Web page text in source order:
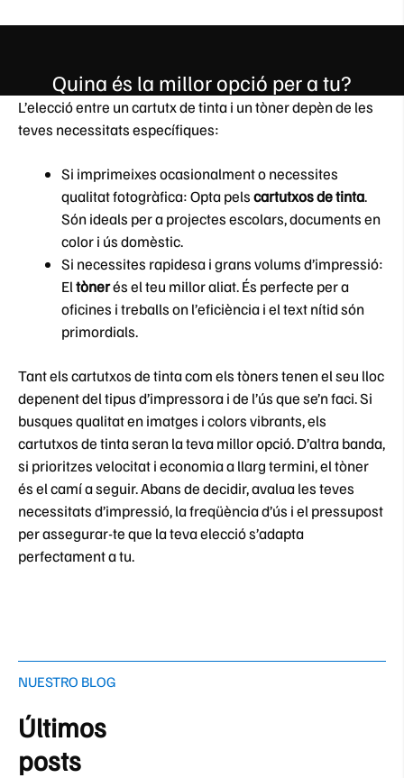
Quina és la millor opció per a tu?
L’elecció entre un cartutx de tinta i un tòner depèn de les
teves necessitats específiques:
Si imprimeixes ocasionalment o necessites
qualitat fotogràfica: Opta pelscartutxos de tinta.
Són ideals per a projectes escolars, documents en
color i ús domèstic.
Si necessites rapidesa i grans volums d’impressió:
Eltònerés el teu millor aliat. És perfecte per a
oficines i treballs on l’eficiència i el text nítid són
primordials.
Tant els cartutxos de tinta com els tòners tenen el seu lloc
depenent del tipus d’impressora i de l’ús que se’n faci. Si
busques qualitat en imatges i colors vibrants, els
cartutxos de tinta seran la teva millor opció. D’altra banda,
si prioritzes velocitat i economia a llarg termini, el tòner
és el camí a seguir. Abans de decidir, avalua les teves
necessitats d’impressió, la freqüència d’ús i el pressupost
per assegurar-te que la teva elecció s’adapta
perfectament a tu.
NUESTRO BLOG
Últimos
posts